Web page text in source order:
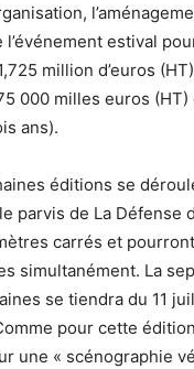
estival
million d’euros
000 milles euros (HT)
ans).
éditions se
parvis de La Défense
carrés et
simultanément. La
se tiendra du 11
pour cette
une « scénographie